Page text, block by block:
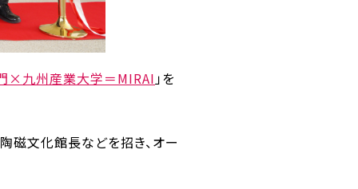
×九州産業大学＝MIRAI」を
文化館長などを招き、オー